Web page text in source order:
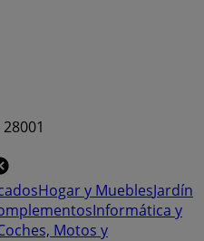
Hogar y MueblesJardín
Informática y
Motos y